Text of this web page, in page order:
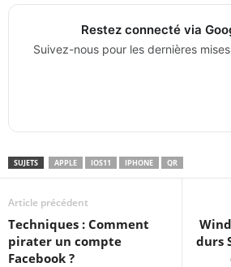
Restez connecté via
Suivez-nous pour les dernières
SUJETS APPLE IOS11 IPHONE QR
Article précédent
Techniques : Comment
pirater un compte
Facebook ?
durs